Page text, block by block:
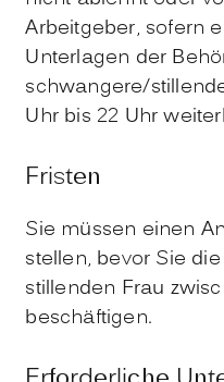
Arbeitgeber, sofern
Unterlagen der
schwangere/
Uhr bis 22 Uhr
Fristen
Sie müssen einen
stellen, bevor Sie
stillenden Frau
beschäftigen.